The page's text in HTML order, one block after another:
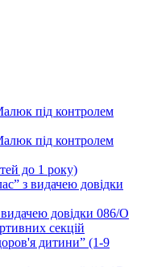
під контролем
під контролем
до 1 року)
з видачею довідки
довідки 086/О
секцій
дитини” (1-9